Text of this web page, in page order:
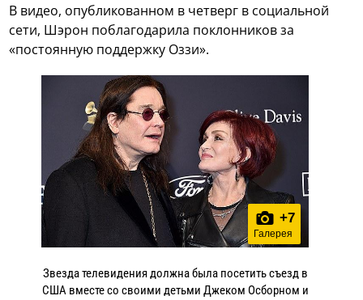
В видео, опубликованном в четверг в социальной
сети, Шэрон поблагодарила поклонников за
«постоянную поддержку Оззи».
+7
Галерея
Звезда телевидения должна была посетить съезд в
США вместе со своими детьми Джеком Осборном и